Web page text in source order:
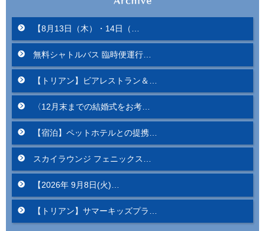
【8月13日（木）・14日（…
無料シャトルバス 臨時便運行…
【トリアン】ビアレストラン＆…
〈12月末までの結婚式をお考…
【宿泊】ペットホテルとの提携…
スカイラウンジ フェニックス…
【2026年 9月8日(火)…
【トリアン】サマーキッズプラ…